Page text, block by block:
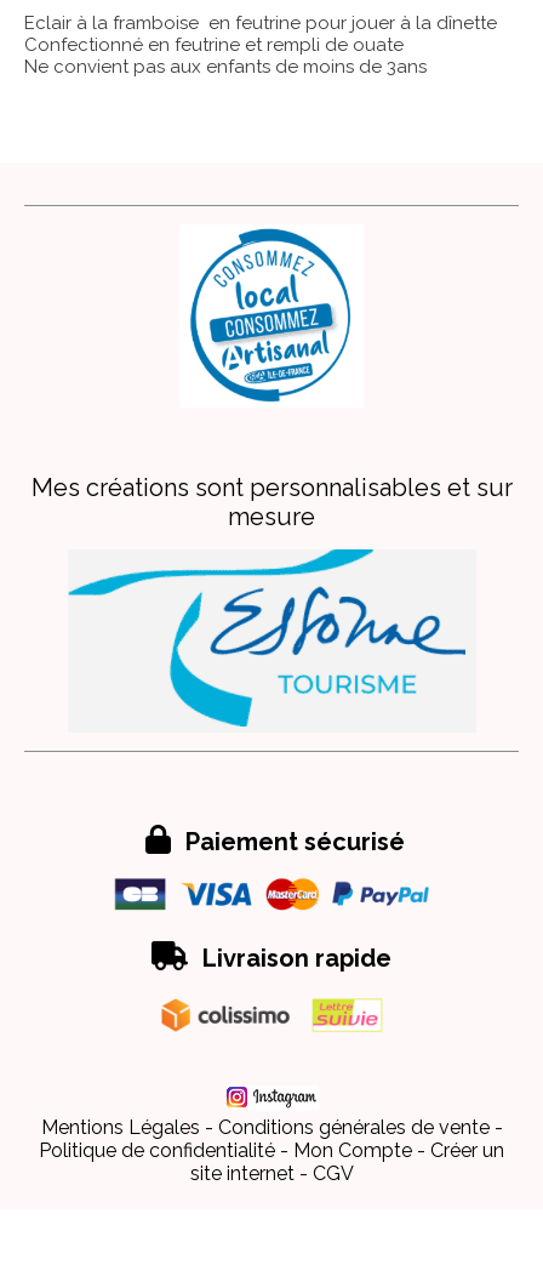
Eclair à la framboise en feutrine pour jouer à la dînette
Confectionné en feutrine et rempli de ouate
Ne convient pas aux enfants de moins de 3ans
Mes créations sont personnalisables et sur
mesure
 Paiement sécurisé
 Livraison rapide
Mentions Légales
Conditions générales de vente
Politique de confidentialité
Mon Compte
Créer un
site internet
CGV